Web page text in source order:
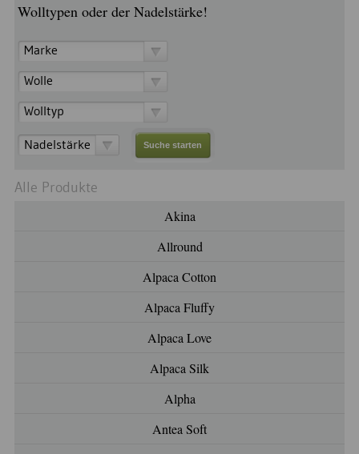
Wolltypen oder der Nadelstärke!
Marke
Wolle
Wolltyp
Nadelstärke
Alle Produkte
Akina
Allround
Alpaca Cotton
Alpaca Fluffy
Alpaca Love
Alpaca Silk
Alpha
Antea Soft